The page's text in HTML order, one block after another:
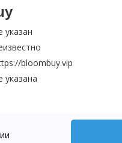
указан
bloombuy.vip
указана